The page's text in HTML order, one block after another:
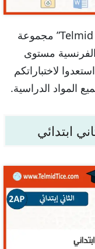
تجدون هنا في موقعنا “تلميذ تيس Telmid Tice” مجموعة
مستوى
لاختباراتكم
المواد الدراسية.
ابتدائي